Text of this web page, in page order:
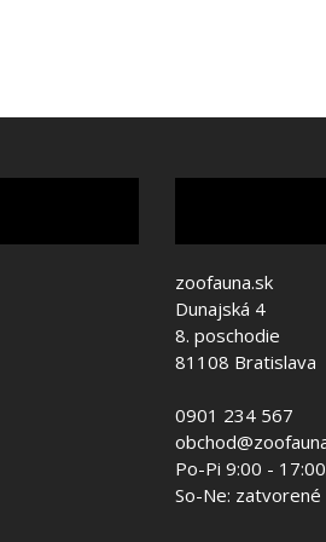
zoofauna.sk
Dunajská 4
8. poschodie
81108 Bratislava
0901 234 567
Po-Pi 9:00 - 17:00
So-Ne: zatvorené